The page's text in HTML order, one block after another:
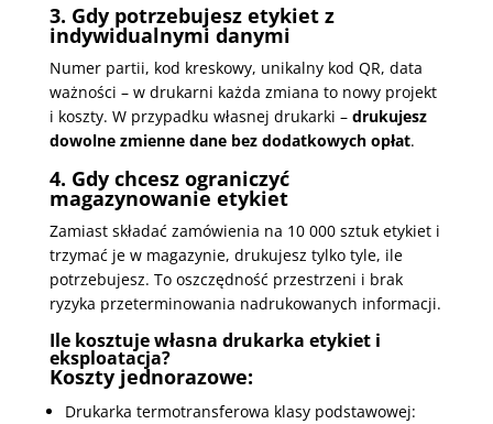
3. Gdy potrzebujesz etykiet z
indywidualnymi danymi
Numer partii, kod kreskowy, unikalny kod QR, data
ważności – w drukarni każda zmiana to nowy projekt
i koszty. W przypadku własnej drukarki – drukujesz
dowolne zmienne dane bez dodatkowych opłat.
4. Gdy chcesz ograniczyć
magazynowanie etykiet
Zamiast składać zamówienia na 10 000 sztuk etykiet i
trzymać je w magazynie, drukujesz tylko tyle, ile
potrzebujesz. To oszczędność przestrzeni i brak
ryzyka przeterminowania nadrukowanych informacji.
Ile kosztuje własna drukarka etykiet i
eksploatacja?
Koszty jednorazowe:
Drukarka termotransferowa klasy podstawowej: